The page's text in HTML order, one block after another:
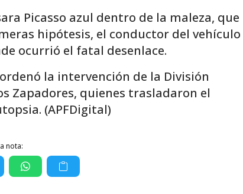
Picasso azul dentro de la maleza, que
hipótesis, el conductor del vehículo
ocurrió el fatal desenlace.
la intervención de la División
Zapadores, quienes trasladaron el
(APFDigital)
nota: